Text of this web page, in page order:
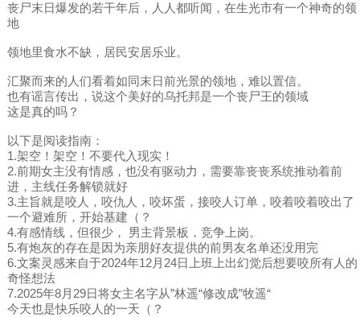
丧尸末日爆发的若干年后，人人都听闻，在生光市有一个神奇的领
地
领地里食水不缺，居民安居乐业。
汇聚而来的人们看着如同末日前光景的领地，难以置信。
也有谣言传出，说这个美好的乌托邦是一个丧尸王的领域
这是真的吗？
以下是阅读指南：
1.架空！架空！不要代入现实！
2.前期女主没有情感，也没有驱动力，需要靠丧丧系统推动着前
进，主线任务解锁就好
3.主旨就是咬人，咬仇人，咬坏蛋，接咬人订单，咬着咬着咬出了
一个避难所，开始基建（？
4.有感情线，但很少， 男主背景板，竞争上岗。
5.有炮灰的存在是因为亲朋好友提供的前男友名单还没用完
6.文案灵感来自于2024年12月24日上班上出幻觉后想要咬所有人的
奇怪想法
7.2025年8月29日将女主名字从”林遥“修改成”牧遥“
今天也是快乐咬人的一天（？